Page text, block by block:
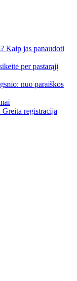
Kaip jas panaudoti
per pastarąjį
nuo paraiškos
registracija